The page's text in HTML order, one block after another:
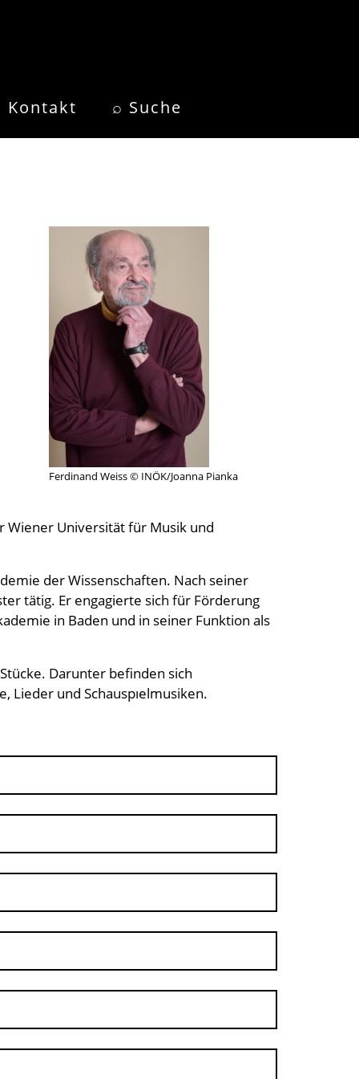
Kontakt ⌕ Suche
Ferdinand Weiss © INÖK/Joanna Pianka
Wiener Universität für Musik und
der Wissenschaften. Nach seiner
tätig. Er engagierte sich für Förderung
in Baden und in seiner Funktion als
Darunter befinden sich
Lieder und Schauspıelmusiken.